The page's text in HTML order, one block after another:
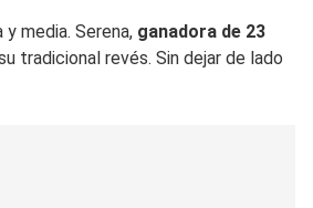
media. Serena, ganadora de 23
tradicional revés. Sin dejar de lado